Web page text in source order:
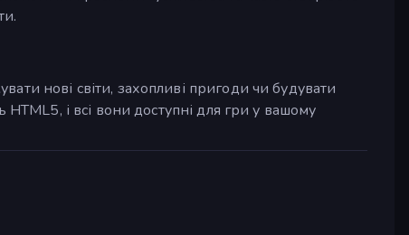
нові світи, захопливі пригоди чи будувати
і всі вони доступні для гри у вашому